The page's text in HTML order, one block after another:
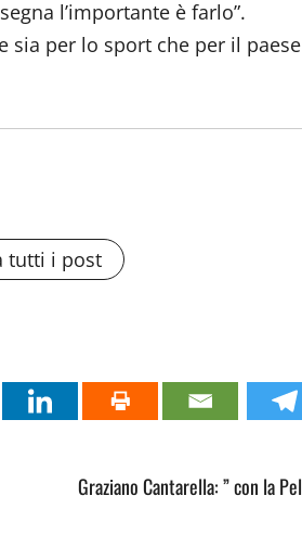
l’importante è farlo”.
per lo sport che per il paese
tutti i post
Graziano Cantarella: ” con la